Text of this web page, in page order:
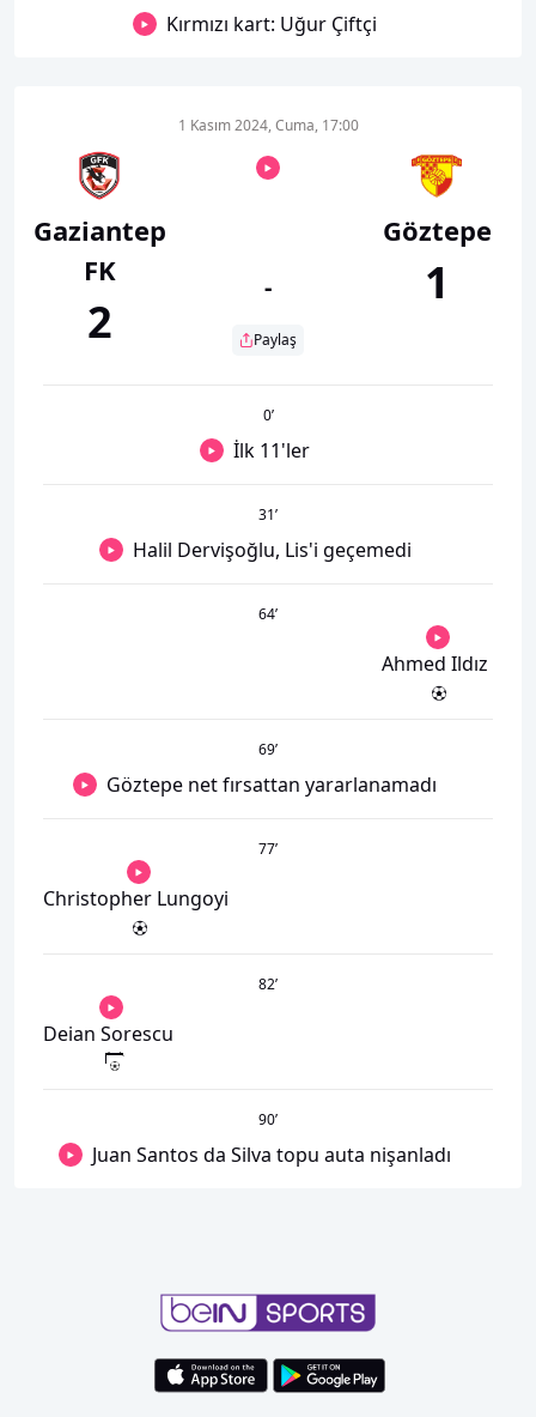
Kırmızı kart: Uğur Çiftçi
Gaziantep
FK
2
1 Kasım 2024, Cuma, 17:00
-
Paylaş
Göztepe
1
0’
İlk 11'ler
31’
Halil Dervişoğlu, Lis'i geçemedi
64’
Ahmed Ildız
69’
Göztepe net fırsattan yararlanamadı
77’
Christopher Lungoyi
82’
Deian Sorescu
90’
Juan Santos da Silva topu auta nişanladı